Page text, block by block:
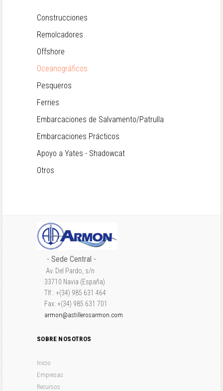
Construcciones
Remolcadores
Offshore
Oceanográficos
Pesqueros
Ferries
Embarcaciones de Salvamento/Patrulla
Embarcaciones Prácticos
Apoyo a Yates - Shadowcat
Otros
- Sede Central -
Av. Del Pardo, s/n
33710 Navia (España)
Tlf.: +(34) 985 631 464
Fax: +(34) 985 631 701
armon@astillerosarmon.com
SOBRE NOSOTROS
Inicio
Empresas
Recursos